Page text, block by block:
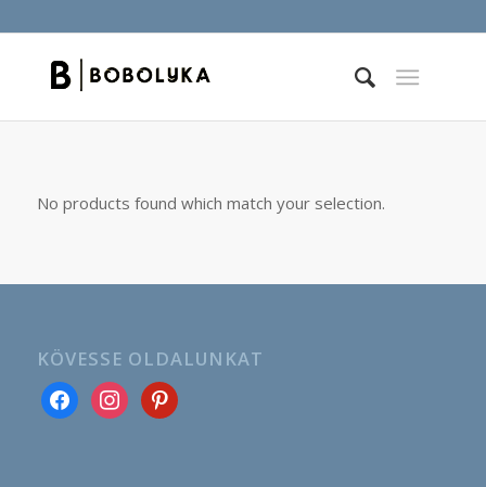
No products found which match your selection.
KÖVESSE OLDALUNKAT